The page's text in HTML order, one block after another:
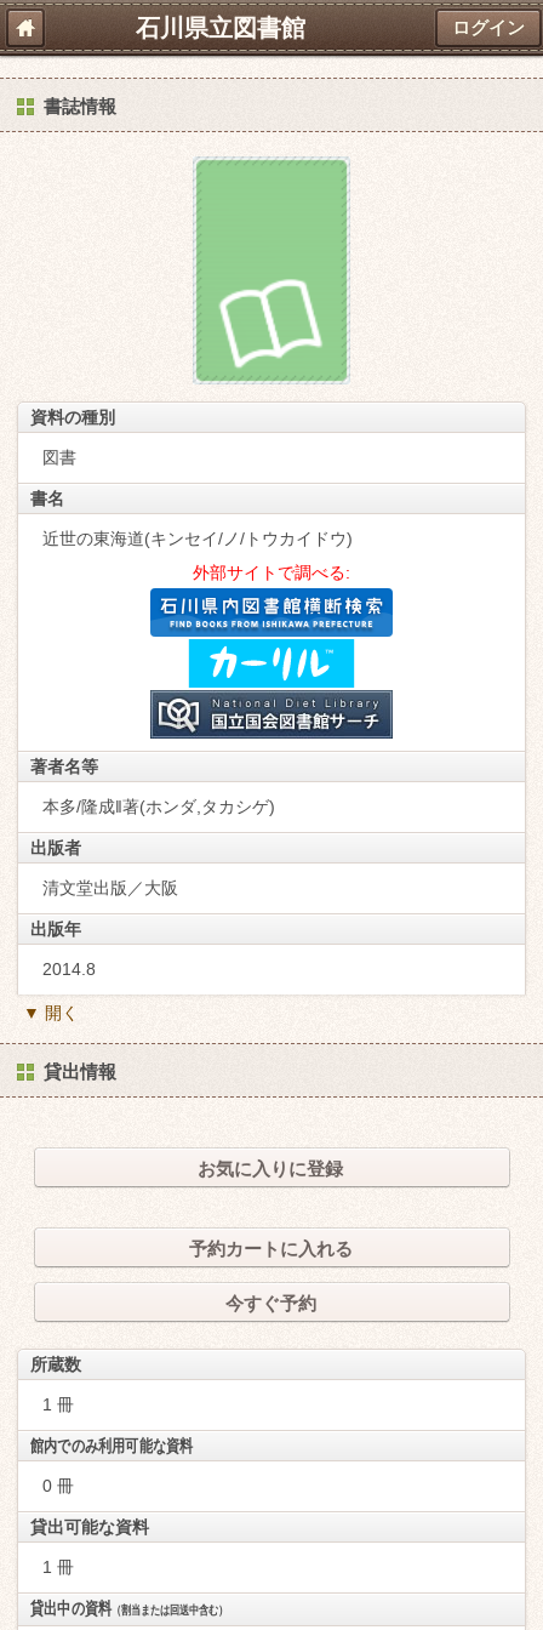
石川県立図書館 ログイン
書誌情報
資料の種別
図書
書名
近世の東海道(キンセイ/ノ/トウカイドウ)
外部サイトで調べる:
著者名等
本多/隆成‖著(ホンダ,タカシゲ)
出版者
清文堂出版／大阪
出版年
2014.8
▼ 開く
貸出情報
お気に入りに登録
予約カートに入れる
今すぐ予約
所蔵数
1 冊
館内でのみ利用可能な資料
0 冊
貸出可能な資料
1 冊
貸出中の資料（割当または回送中含む）